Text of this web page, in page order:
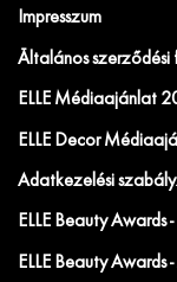
Impresszum
Általános szerződési
ELLE Médiaajánlat
ELLE Decor
Adatkezelési
ELLE Beauty
ELLE Beauty